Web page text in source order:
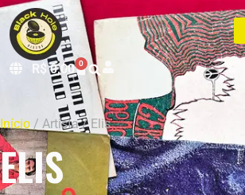
R$0,00 0
Início / Artista / Elis
ELIS